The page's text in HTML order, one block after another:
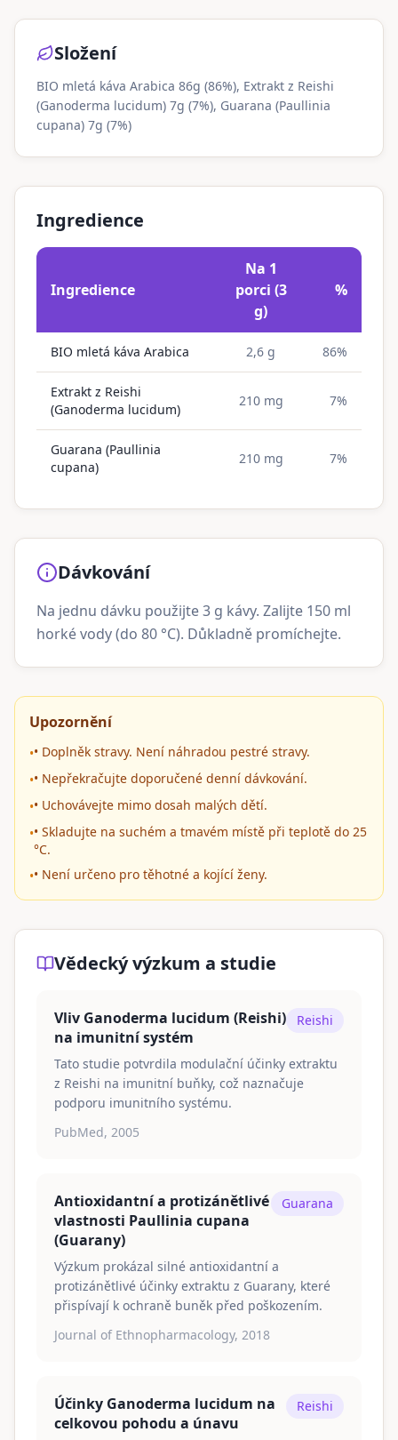
Složení
BIO mletá káva Arabica 86g (86%), Extrakt z Reishi
(Ganoderma lucidum) 7g (7%), Guarana (Paullinia
cupana) 7g (7%)
Ingredience
Ingredience
Na 1
porci (3
g)
%
BIO mletá káva Arabica 2,6 g 86%
Extrakt z Reishi
(Ganoderma lucidum)
210 mg 7%
Guarana (Paullinia
cupana)
210 mg 7%
Dávkování
Na jednu dávku použijte 3 g kávy. Zalijte 150 ml
horké vody (do 80 °C). Důkladně promíchejte.
Upozornění
•• Doplněk stravy. Není náhradou pestré stravy.
•• Nepřekračujte doporučené denní dávkování.
•• Uchovávejte mimo dosah malých dětí.
•• Skladujte na suchém a tmavém místě při teplotě do 25
°C.
•• Není určeno pro těhotné a kojící ženy.
Vědecký výzkum a studie
Vliv Ganoderma lucidum (Reishi)
na imunitní systém
Reishi
Tato studie potvrdila modulační účinky extraktu
z Reishi na imunitní buňky, což naznačuje
podporu imunitního systému.
PubMed, 2005
Antioxidantní a protizánětlivé
vlastnosti Paullinia cupana
(Guarany)
Guarana
Výzkum prokázal silné antioxidantní a
protizánětlivé účinky extraktu z Guarany, které
přispívají k ochraně buněk před poškozením.
Journal of Ethnopharmacology, 2018
Účinky Ganoderma lucidum na
celkovou pohodu a únavu
Reishi